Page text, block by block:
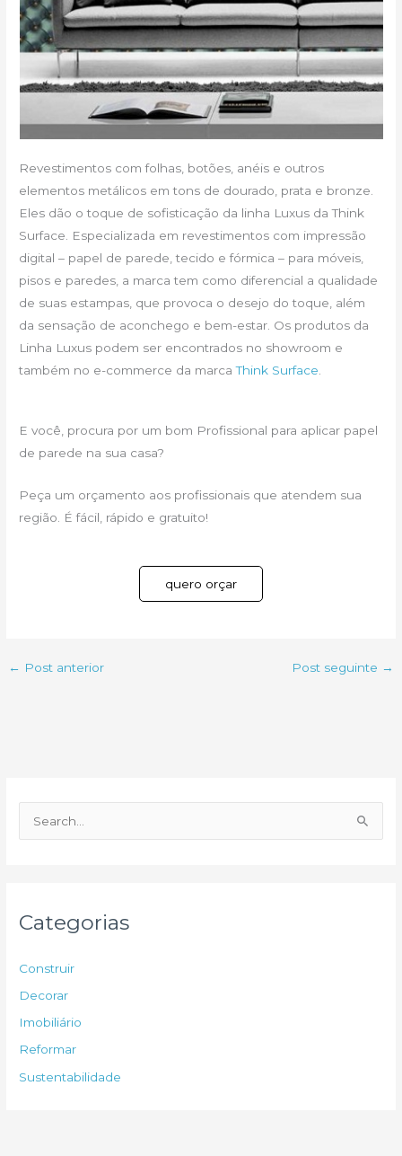
Revestimentos com folhas, botões, anéis e outros
elementos metálicos em tons de dourado, prata e bronze.
Eles dão o toque de sofisticação da linha Luxus da Think
Surface. Especializada em revestimentos com impressão
digital – papel de parede, tecido e fórmica – para móveis,
pisos e paredes, a marca tem como diferencial a qualidade
de suas estampas, que provoca o desejo do toque, além
da sensação de aconchego e bem-estar. Os produtos da
Linha Luxus podem ser encontrados no showroom e
também no e-commerce da marcaThink Surface
E você, procura por um bom Profissional para aplicar papel
de parede na sua casa?
Peça um orçamento aos profissionais que atendem sua
região. É fácil, rápido e gratuito!
quero orçar
← Post anterior Post seguinte →
e
p
o
r
Categorias
Construir
Decorar
Imobiliário
Reformar
Sustentabilidade